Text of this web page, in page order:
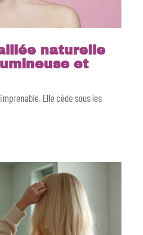
naturelle
et
Elle cède sous les